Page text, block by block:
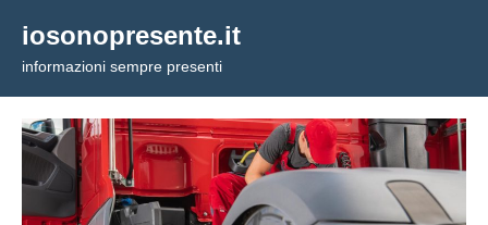
contenuto
iosonopresente.it
informazioni sempre presenti